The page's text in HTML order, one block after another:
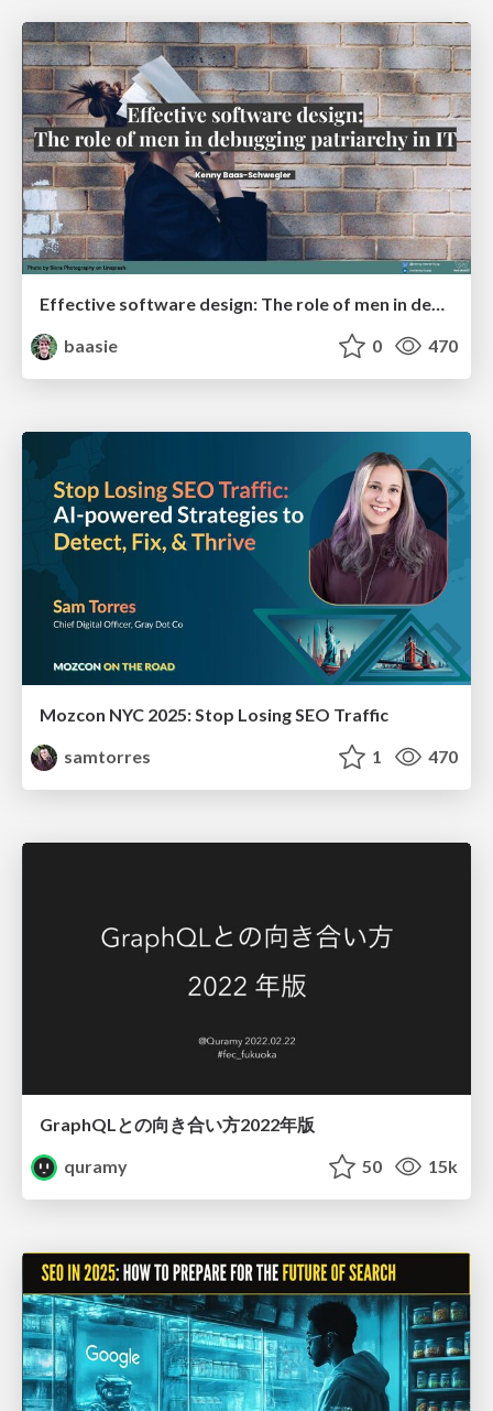
Effective software design: The role of men in debugging patriarchy in IT @ Voxxed Days AMS
baasie
0 470
Mozcon NYC 2025: Stop Losing SEO Traffic
samtorres
1 470
GraphQLとの向き合い方2022年版
quramy
50 15k